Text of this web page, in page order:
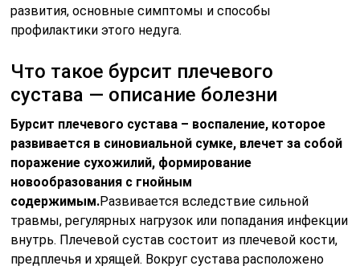
развития, основные симптомы и способы
профилактики этого недуга.
Что такое бурсит плечевого
сустава — описание болезни
Бурсит плечевого сустава – воспаление, которое
развивается в синовиальной сумке, влечет за собой
поражение сухожилий, формирование
новообразования с гнойным
содержимым.Развивается вследствие сильной
травмы, регулярных нагрузок или попадания инфекции
внутрь. Плечевой сустав состоит из плечевой кости,
предплечья и хрящей. Вокруг сустава расположено